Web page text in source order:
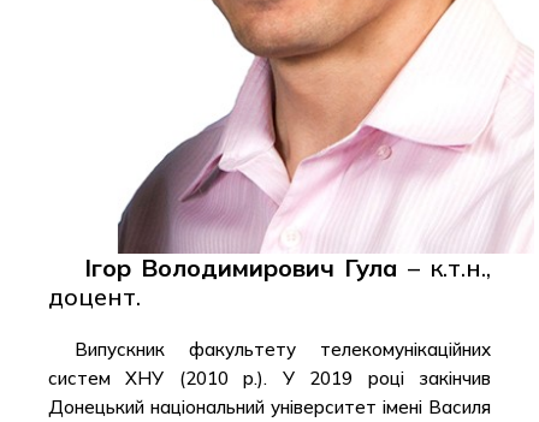
Ігор Володимирович Гула – к.т.н.,
доцент.
Випускник факультету телекомунікаційних
систем ХНУ (2010 р.). У 2019 році закінчив
Донецький національний університет імені Василя